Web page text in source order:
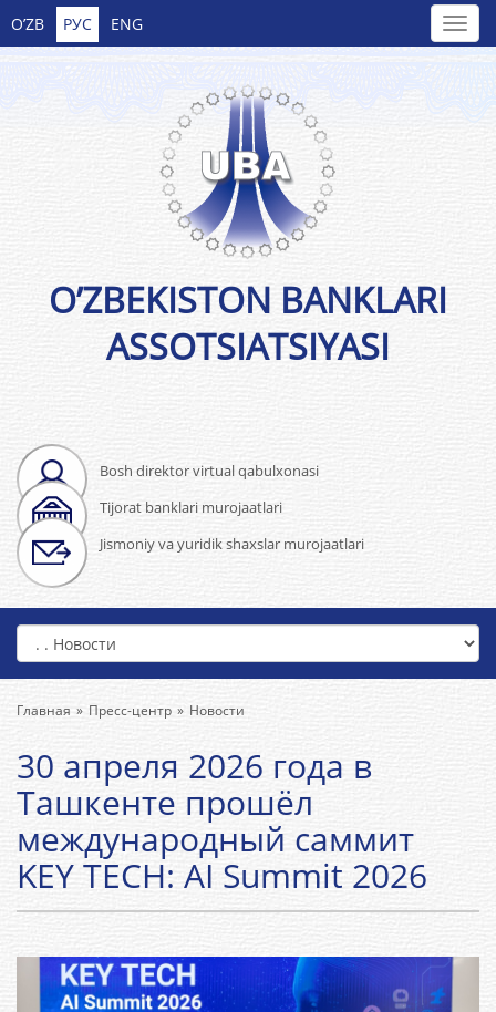
O’ZB РУС ENG
Bosh direktor virtual qabulxonasi
Tijorat banklari murojaatlari
Jismoniy va yuridik shaxslar murojaatlari
O’ZBEKISTON BANKLARI
ASSOTSIATSIYASI
Главная Пресс-центр Новости
30 апреля 2026 года в
Ташкенте прошёл
международный саммит
KEY TECH: AI Summit 2026